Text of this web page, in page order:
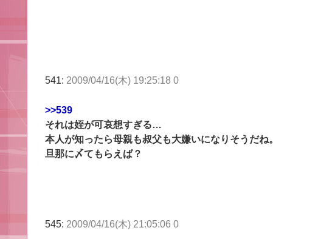
541: 2009/04/16(木) 19:25:18 0
>>539
それは姪が可哀想すぎる…
本人が知ったら母親も叔父も大嫌いになりそうだね。
旦那に〆てもらえば？
545: 2009/04/16(木) 21:05:06 0